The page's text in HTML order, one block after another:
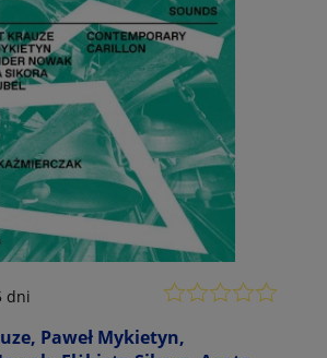
Paweł Mykietyn,
dni